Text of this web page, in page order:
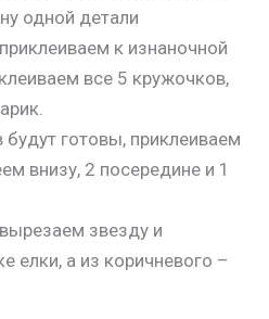
одной детали
к изнаночной
все 5 кружочков,
готовы, приклеиваем
внизу, 2 посередине и 1
звезду и
елки, а из коричневого –